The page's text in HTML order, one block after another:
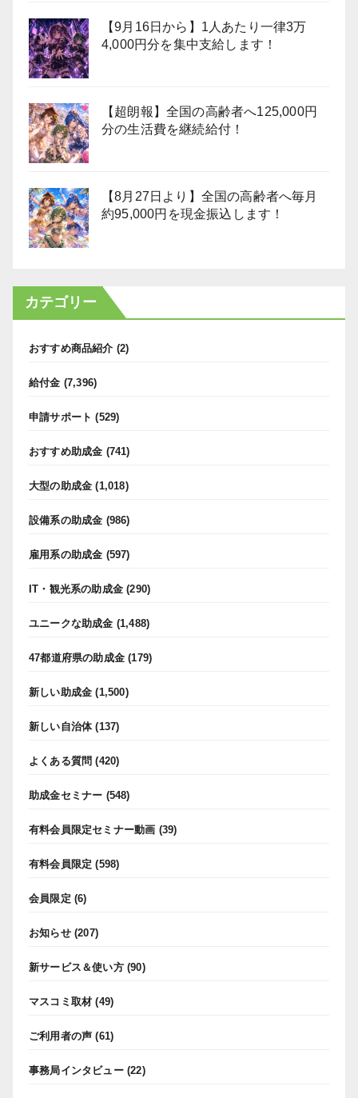
【9月16日から】1人あたり一律3万
4,000円分を集中支給します！
【超朗報】全国の高齢者へ125,000円
分の生活費を継続給付！
【8月27日より】全国の高齢者へ毎月
約95,000円を現金振込します！
カテゴリー
おすすめ商品紹介 (2)
給付金 (7,396)
申請サポート (529)
おすすめ助成金 (741)
大型の助成金 (1,018)
設備系の助成金 (986)
雇用系の助成金 (597)
IT・観光系の助成金 (290)
ユニークな助成金 (1,488)
47都道府県の助成金 (179)
新しい助成金 (1,500)
新しい自治体(137)
よくある質問 (420)
助成金セミナー (548)
有料会員限定セミナー動画 (39)
有料会員限定 (598)
会員限定 (6)
お知らせ(207)
新サービス＆使い方(90)
マスコミ取材 (49)
ご利用者の声 (61)
事務局インタビュー(22)